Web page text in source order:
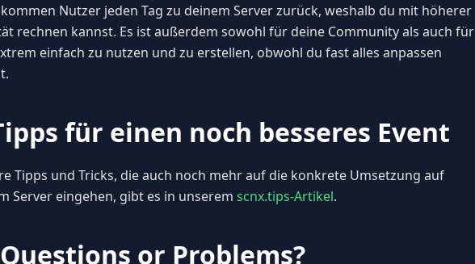
Nutzer jeden Tag zu deinem Server zurück, weshalb du mit höherer
rechnen kannst. Es ist außerdem sowohl für deine Community als auch für
einfach zu nutzen und zu erstellen, obwohl du fast alles anpassen
für einen noch besseres Event
Tipps und Tricks, die auch noch mehr auf die konkrete Umsetzung auf
Server eingehen, gibt es in unserem scnx.tips-Artikel.
or Problems?